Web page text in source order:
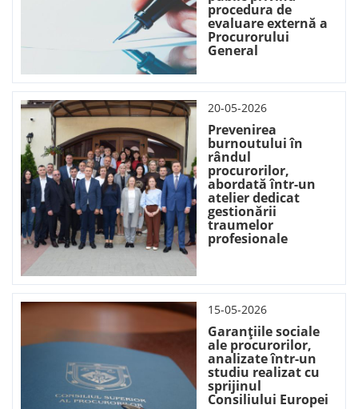
procedura de
evaluare externă a
Procurorului
General
20-05-2026
Prevenirea
burnoutului în
rândul
procurorilor,
abordată într-un
atelier dedicat
gestionării
traumelor
profesionale
15-05-2026
Garanțiile sociale
ale procurorilor,
analizate într-un
studiu realizat cu
sprijinul
Consiliului Europei